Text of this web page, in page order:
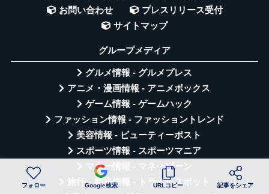
お問い合わせ
プレスリリース受付
サイトマップ
グループメディア
グルメ情報 - グルメプレス
アニメ・漫画情報 - アニメボックス
ゲーム情報 - ゲームハック
ファッション情報 - ファッショントレンド
美容情報 - ビューティーポスト
スポーツ情報 - スポーツマニア
マネー情報 - マネーゾーン
旅行・観光情報 - トラベルスポット
フォロー Google検索 URLコピー 記事をシェア